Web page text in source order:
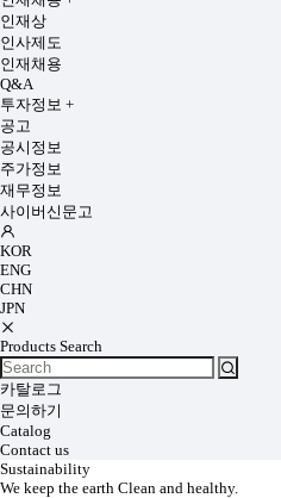
인재상
인사제도
인재채용
Q&A
투자정보 +
공고
공시정보
주가정보
재무정보
사이버신문고
KOR
ENG
CHN
JPN
Products Search
카탈로그
문의하기
Catalog
Contact us
Sustainability
We keep the earth Clean and healthy.